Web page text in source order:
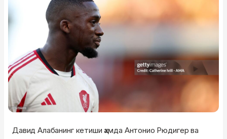
Давид Алабанинг кетиши ҳамда Антонио Рюдигер ва